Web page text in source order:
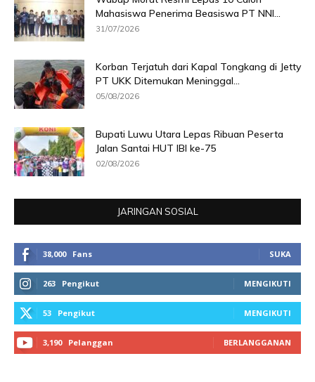
Mahasiswa Penerima Beasiswa PT NNI...
31/07/2026
Korban Terjatuh dari Kapal Tongkang di Jetty
PT UKK Ditemukan Meninggal...
05/08/2026
Bupati Luwu Utara Lepas Ribuan Peserta
Jalan Santai HUT IBI ke-75
02/08/2026
JARINGAN SOSIAL
38,000 Fans SUKA
263 Pengikut MENGIKUTI
53 Pengikut MENGIKUTI
3,190 Pelanggan BERLANGGANAN